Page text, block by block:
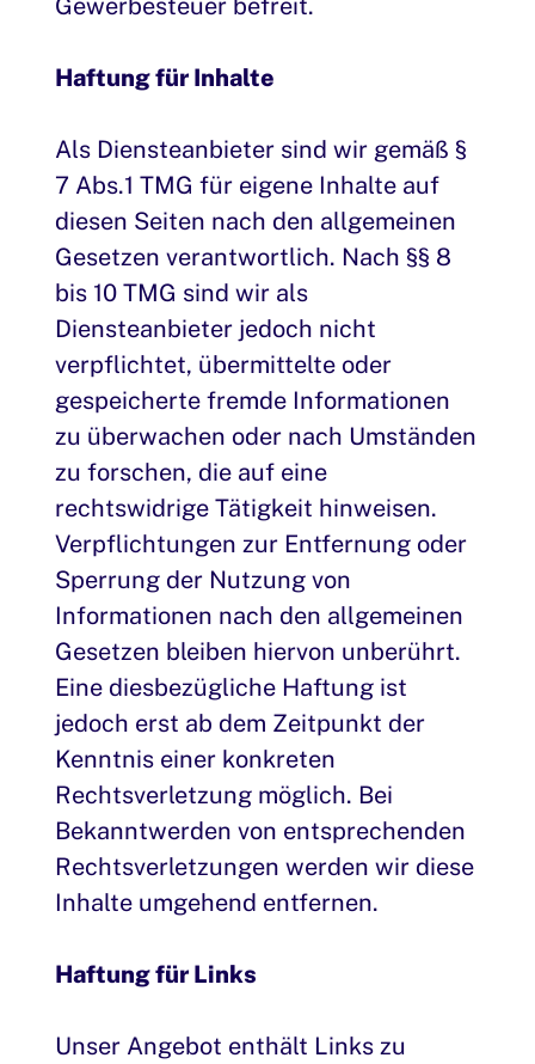
Gewerbesteuer befreit.
Haftung für Inhalte
Als Diensteanbieter sind wir gemäß §
7 Abs.1 TMG für eigene Inhalte auf
diesen Seiten nach den allgemeinen
Gesetzen verantwortlich. Nach §§ 8
bis 10 TMG sind wir als
Diensteanbieter jedoch nicht
verpflichtet, übermittelte oder
gespeicherte fremde Informationen
zu überwachen oder nach Umständen
zu forschen, die auf eine
rechtswidrige Tätigkeit hinweisen.
Verpflichtungen zur Entfernung oder
Sperrung der Nutzung von
Informationen nach den allgemeinen
Gesetzen bleiben hiervon unberührt.
Eine diesbezügliche Haftung ist
jedoch erst ab dem Zeitpunkt der
Kenntnis einer konkreten
Rechtsverletzung möglich. Bei
Bekanntwerden von entsprechenden
Rechtsverletzungen werden wir diese
Inhalte umgehend entfernen.
Haftung für Links
Unser Angebot enthält Links zu